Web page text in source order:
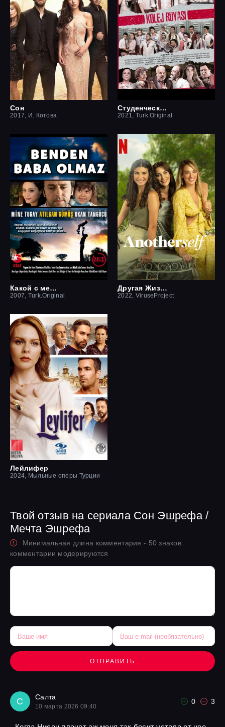
Сон
2017, И. Котова
Студенческая мечта
2021, Turk.Original
Какой с меня отец
2007, Turk.Original
Другая Жизнь
2022, ViruseProject
Лейлифер
2024, Мыльные оперы Турции
Твой отзыв на сериала Сон Эшрефа /
Мечта Эшрефа
Минимальная длина комментария - 50 знаков.
комментарии модерируются
ОТПРАВИТЬ
С Салта
10 марта 2026 09:40
0 3